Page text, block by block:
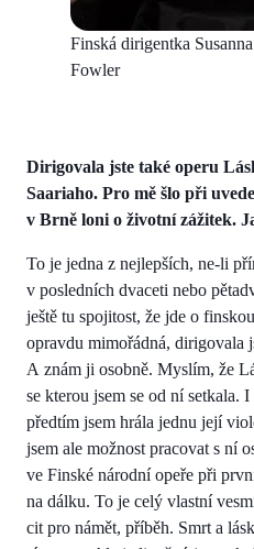
Finská dirigentka
Fowler
Dirigovala jste také operu
Saariaho. Pro mě šlo při
v Brně loni o životní zážitek.
To je jedna z nejlepších, ne-li
v posledních dvaceti nebo
ještě tu spojitost, že jde o
opravdu mimořádná, dirigovala
A znám ji osobně. Myslím, že
se kterou jsem se od ní setkala.
předtím jsem hrála jednu její
jsem ale možnost pracovat s ní
ve Finské národní opeře při
na dálku. To je celý vlastní
cit pro námět, příběh. Smrt a